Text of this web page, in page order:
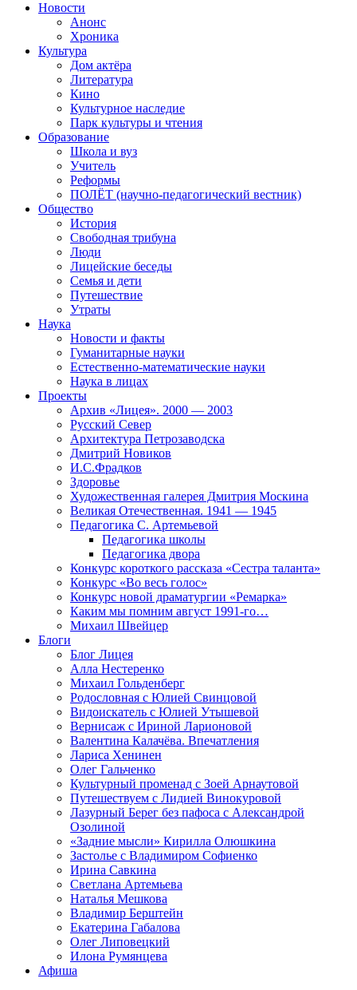
Новости
Анонс
Хроника
Культура
Дом актёра
Литература
Кино
Культурное наследие
Парк культуры и чтения
Образование
Школа и вуз
Учитель
Реформы
ПОЛЁТ (научно-педагогический вестник)
Общество
История
Свободная трибуна
Люди
Лицейские беседы
Семья и дети
Путешествие
Утраты
Наука
Новости и факты
Гуманитарные науки
Естественно-математические науки
Наука в лицах
Проекты
Архив «Лицея». 2000 — 2003
Русский Север
Архитектура Петрозаводска
Дмитрий Новиков
И.С.Фрадков
Здоровье
Художественная галерея Дмитрия Москина
Великая Отечественная. 1941 — 1945
Педагогика С. Артемьевой
Педагогика школы
Педагогика двора
Конкурс короткого рассказа «Сестра таланта»
Конкурс «Во весь голос»
Конкурс новой драматургии «Ремарка»
Каким мы помним август 1991-го…
Михаил Швейцер
Блоги
Блог Лицея
Алла Нестеренко
Михаил Гольденберг
Родословная с Юлией Свинцовой
Видоискатель с Юлией Утышевой
Вернисаж с Ириной Ларионовой
Валентина Калачёва. Впечатления
Лариса Хенинен
Олег Гальченко
Культурный променад с Зоей Арнаутовой
Путешествуем с Лидией Винокуровой
Лазурный Берег без пафоса с Александрой
Озолиной
«Задние мысли» Кирилла Олюшкина
Застолье с Владимиром Софиенко
Ирина Савкина
Светлана Артемьева
Наталья Мешкова
Владимир Берштейн
Екатерина Габалова
Олег Липовецкий
Илона Румянцева
Афиша